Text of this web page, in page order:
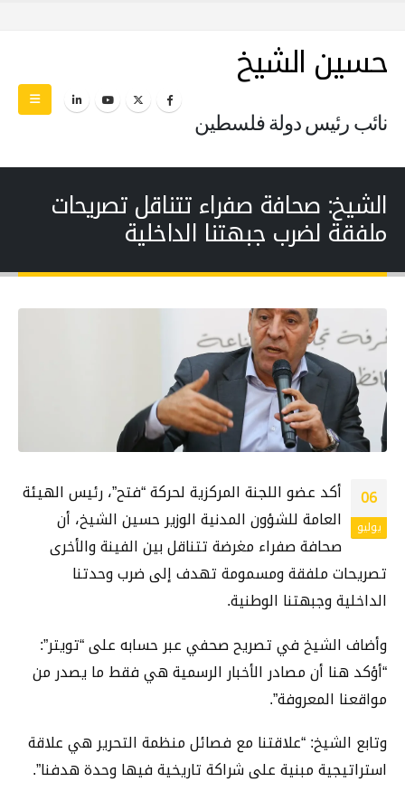
حسين الشيخ
نائب رئيس دولة فلسطين
الشيخ: صحافة صفراء تتناقل تصريحات
ملفقة لضرب جبهتنا الداخلية
06
يوليو
أكد عضو اللجنة المركزية لحركة “فتح”، رئيس الهيئة
العامة للشؤون المدنية الوزير حسين الشيخ، أن
صحافة صفراء مغرضة تتناقل بين الفينة والأخرى
تصريحات ملفقة ومسمومة تهدف إلى ضرب وحدتنا
الداخلية وجبهتنا الوطنية.
وأضاف الشيخ في تصريح صحفي عبر حسابه على “تويتر”:
“أؤكد هنا أن مصادر الأخبار الرسمية هي فقط ما يصدر من
مواقعنا المعروفة”.
وتابع الشيخ: “علاقتنا مع فصائل منظمة التحرير هي علاقة
استراتيجية مبنية على شراكة تاريخية فيها وحدة هدفنا”.